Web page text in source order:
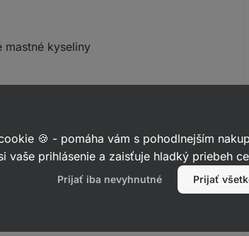
mastné kyseliny
🍪 - pomáha vám s pohodlnejším
vaše prihlásenie a zaisťuje hladký priebeh
Prijať iba nevyhnutné Prijať